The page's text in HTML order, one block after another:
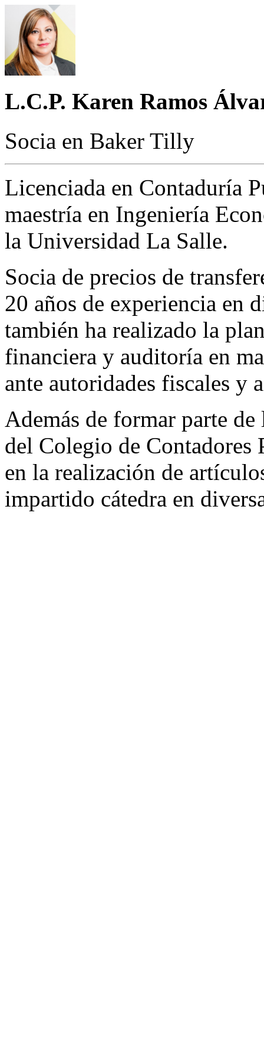
L.C.P. Karen Ramos
Socia en Baker Tilly
Licenciada en Contaduría
maestría en Ingeniería
la Universidad La Salle.
Socia de precios de
20 años de experiencia en
también ha realizado la
financiera y auditoría en
ante autoridades fiscales y
Además de formar parte
del Colegio de
en la realización de
impartido cátedra en